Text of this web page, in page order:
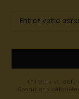
(*) Offre valable
Conditions